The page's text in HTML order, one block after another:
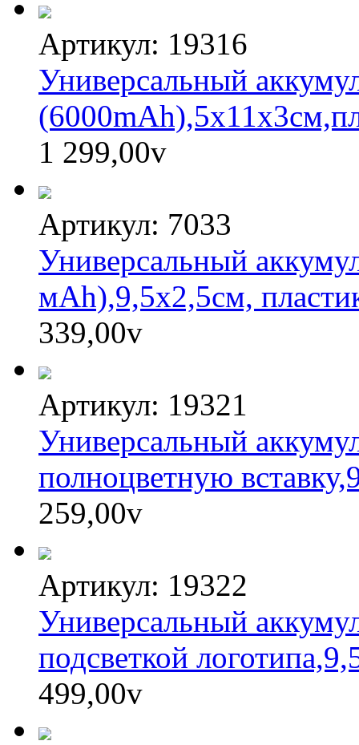
Артикул: 19316
Универсальный
1 299,00v
Артикул: 7033
Универсальный
мАh),9,5х2,5см,
339,00v
Артикул: 19321
Универсальный
полноцветную
259,00v
Артикул: 19322
Универсальный
подсветкой
499,00v